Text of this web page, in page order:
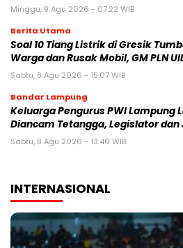
Minggu, 9 Agu 2026 - 07:22 WIB
Berita Utama
Soal 10 Tiang Listrik di Gresik
Warga dan Rusak Mobil, GM PLN
Sabtu, 8 Agu 2026 - 15:07 WIB
Bandar Lampung
Keluarga Pengurus PWI Lampung
Diancam Tetangga, Legislator
Sabtu, 8 Agu 2026 - 13:46 WIB
INTERNASIONAL